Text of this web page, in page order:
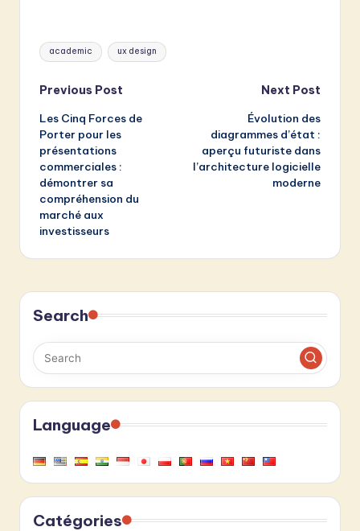
Tags:
academic ux design
Post
navigation
Previous Post
Les Cinq Forces de
Porter pour les
présentations
commerciales :
démontrer sa
compréhension du
marché aux
investisseurs
Next Post
Évolution des
diagrammes d’état :
aperçu futuriste dans
l’architecture logicielle
moderne
Search
Language
Catégories